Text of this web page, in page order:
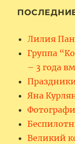
Лилия
Группа
– 3 года
Яна
Великий